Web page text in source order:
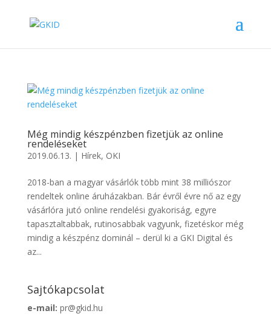
Még mindig készpénzben fizetjük az online
rendeléseket
2019.06.13. | Hírek, OKI
2018-ban a magyar vásárlók több mint 38 milliószor
rendeltek online áruházakban. Bár évről évre nő az egy
vásárlóra jutó online rendelési gyakoriság, egyre
tapasztaltabbak, rutinosabbak vagyunk, fizetéskor még
mindig a készpénz dominál – derül ki a GKI Digital és
az...
Sajtókapcsolat
e-mail: pr@gkid.hu